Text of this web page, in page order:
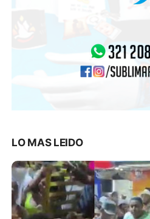
LO MAS LEIDO